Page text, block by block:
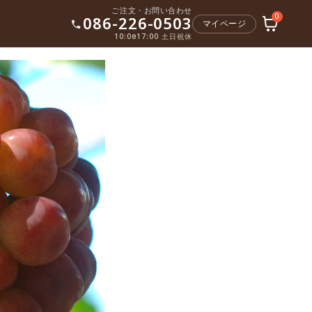
ご注文・お問い合わせ
086-226-0503
10:00〜17:00 土日祝休
マイページ
0